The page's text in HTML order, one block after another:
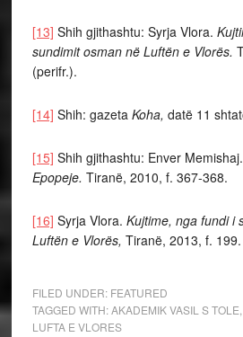
[13] Shih gjithashtu: Syrja Vlora.
sundimit osman në Luftën e Vlorës.
(perifr.).
[14] Shih: gazeta Koha, datë 11
[15] Shih gjithashtu: Enver Memishaj.
Epopeje. Tiranë, 2010, f. 367-368.
[16] Syrja Vlora. Kujtime, nga fundi i
Luftën e Vlorës, Tiranë, 2013, f.
FILED UNDER: FEATURED
TAGGED WITH:AKADEMIK VASIL S TOLE,
LUFTA E VLORES